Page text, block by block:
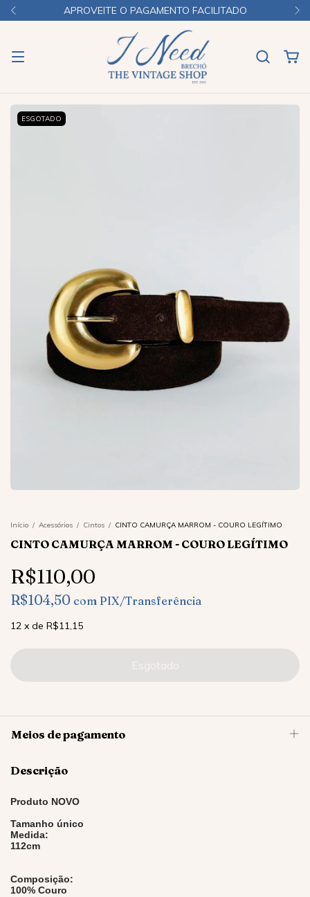
APROVEITE O PAGAMENTO FACILITADO
ESGOTADO
Início / Acessórios / Cintos / CINTO CAMURÇA MARROM - COURO LEGÍTIMO
CINTO CAMURÇA MARROM - COURO LEGÍTIMO
R$110,00
R$104,50 com PIX/Transferência
12 x de R$11,15
Meios de pagamento
Descrição
Produto NOVO
Tamanho único
Medida:
112cm
Composição:
100% Couro